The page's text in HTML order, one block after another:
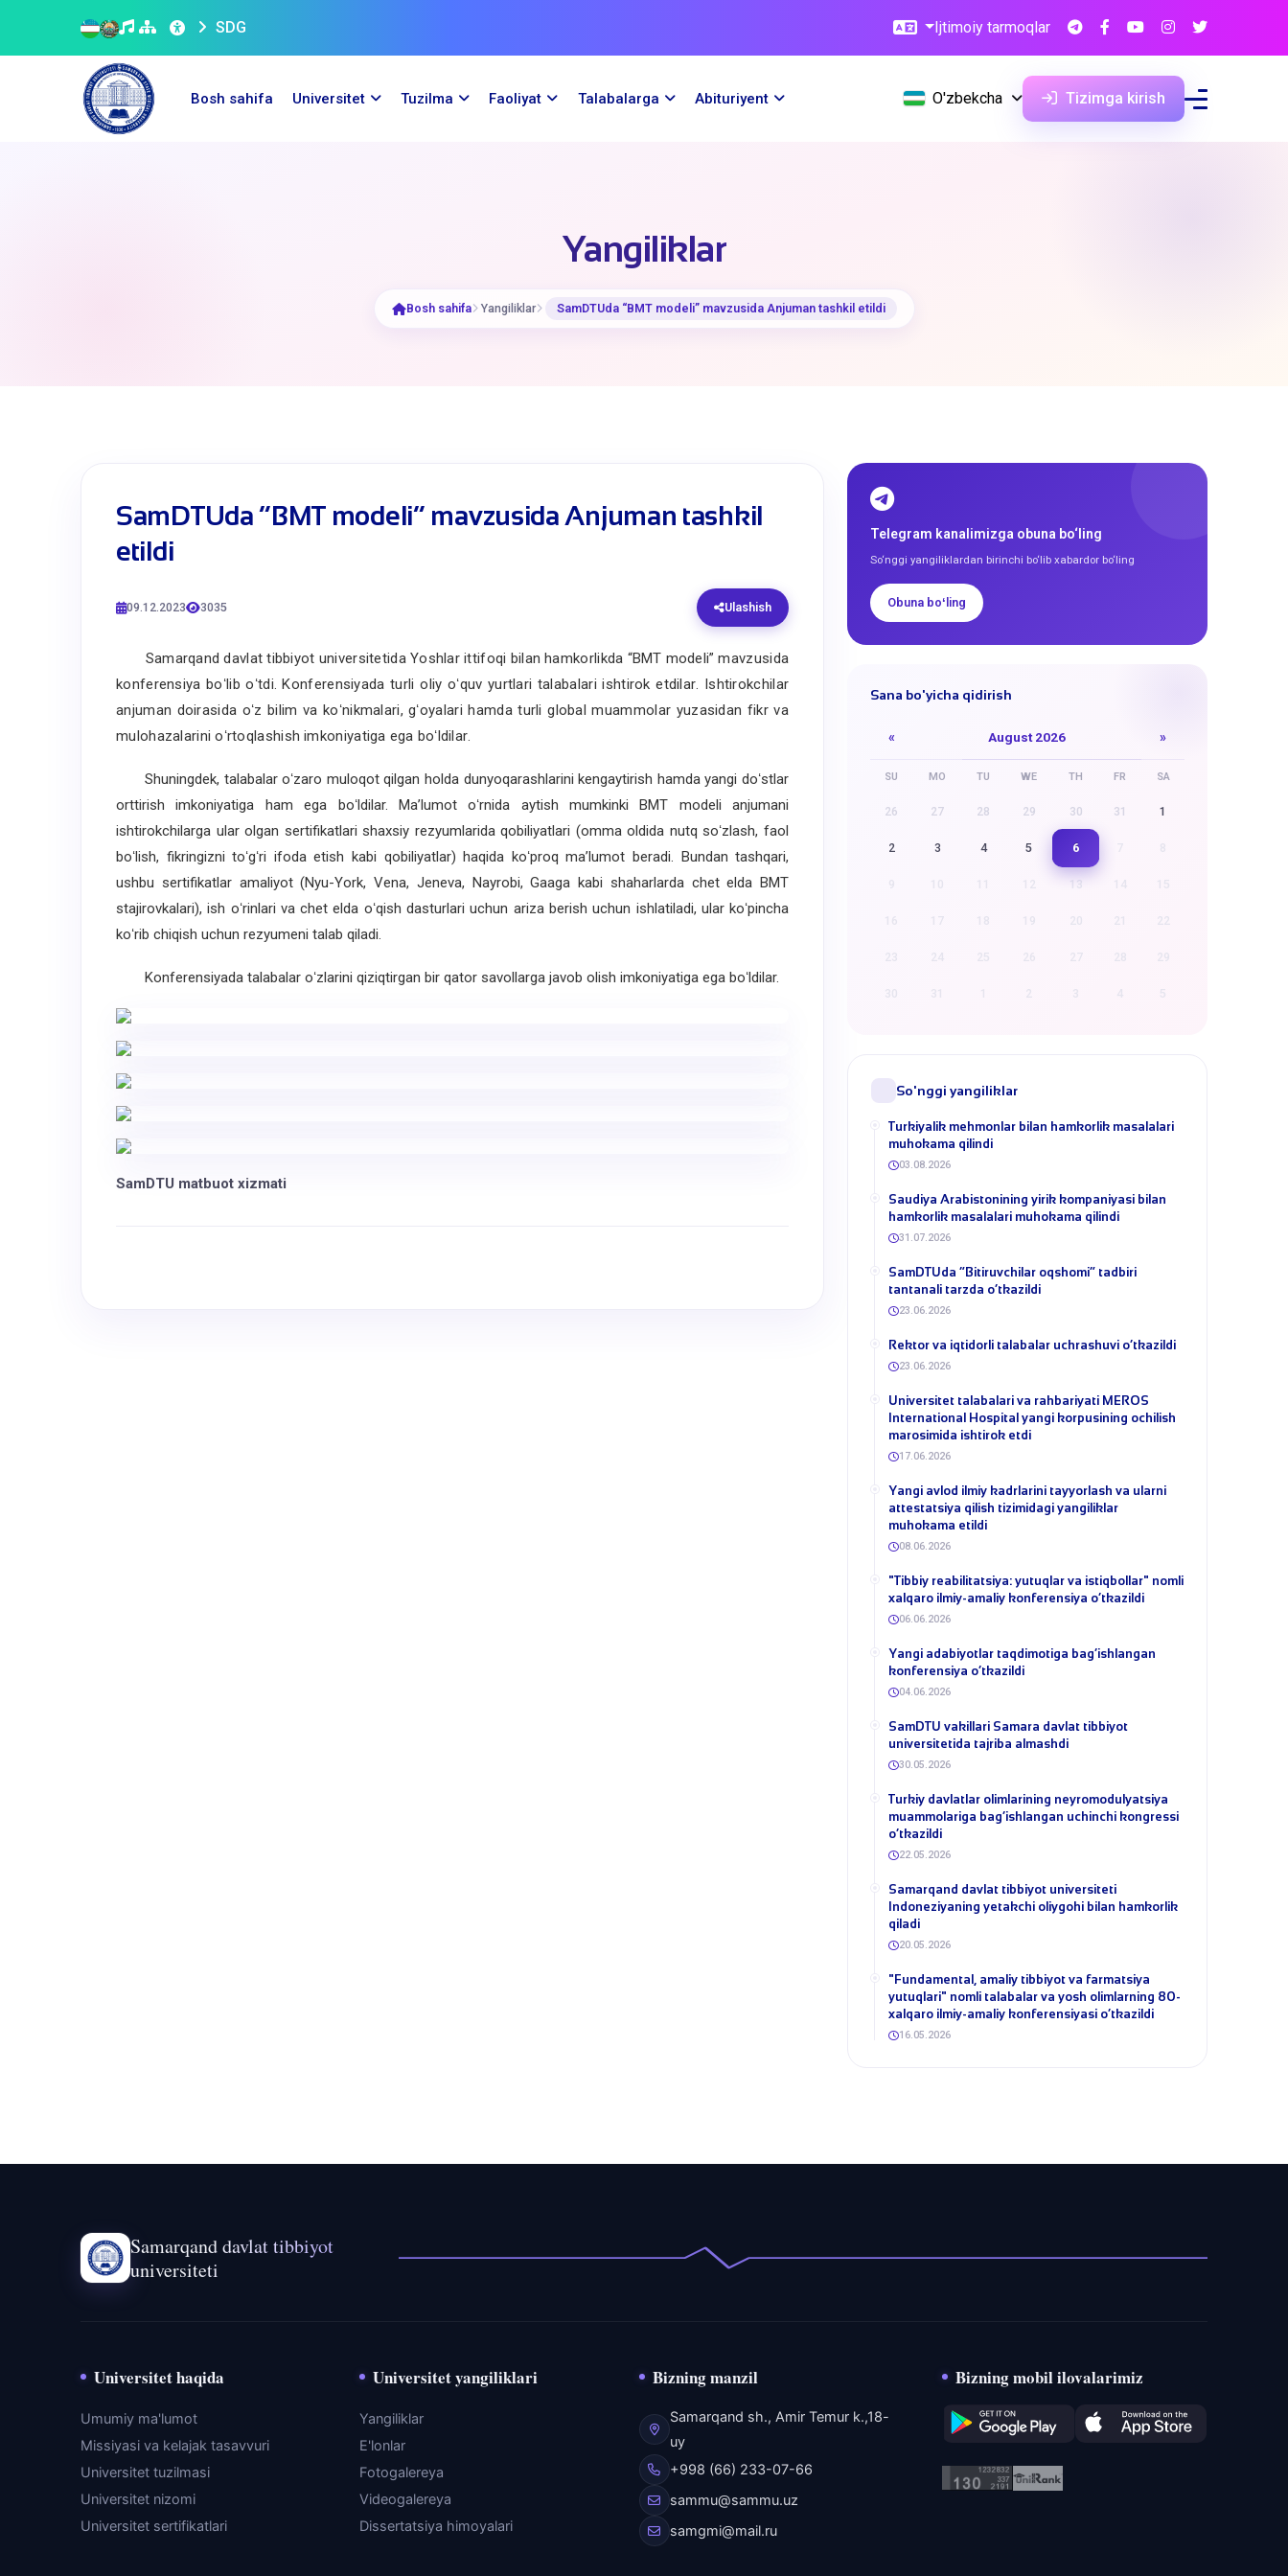
SDG Ijtimoiy tarmoqlar
Bosh sahifa Universitet Tuzilma Faoliyat Talabalarga Abituriyent O'zbekcha Tizimga kirish
Yangiliklar
Bosh sahifa Yangiliklar ​SamDTUda “BMT modeli” mavzusida Anjuman tashkil etildi
​SamDTUda “BMT modeli” mavzusida Anjuman tashkil
etildi
09.12.2023 3035 Ulashish
Samarqand davlat tibbiyot universitetida Yoshlar ittifoqi bilan hamkorlikda “BMT modeli”mavzusida
konferensiya boʻlib oʻtdi.Konferensiyada turli oliy oʻquv yurtlari talabalari ishtirok etdilar. Ishtirokchilar
anjuman doirasida oʻz bilim va koʻnikmalari,gʻoyalari hamda turli global muammolar yuzasidan fikr va
mulohazalarini oʻrtoqlashish imkoniyatiga ega boʻldilar.
Shuningdek, talabalar oʻzaro muloqot qilgan holda dunyoqarashlarini kengaytirish hamda yangi doʻstlar
orttirish
imkoniyatiga ham ega boʻldilar. Maʼlumot oʻrnida aytish mumkinki BMT modeli
anjumani
ishtirokchilarga ular olgan sertifikatlari shaxsiy rezyumlarida qobiliyatlari (omma oldida nutq soʻzlash,faol
boʻlish, fikringizni toʻgʻri ifoda etish kabi qobiliyatlar)haqida koʻproq maʼlumot beradi. Bundan tashqari,
ushbu sertifikatlar amaliyot(Nyu-York, Vena, Jeneva, Nayrobi,Gaaga kabi shaharlarda chet elda BMT
stajirovkalari),ish oʻrinlari va chet elda oʻqish dasturlari uchun ariza berish uchun ishlatiladi, ular koʻpincha
koʻrib chiqish uchun rezyumeni talab qiladi.
Konferensiyada talabalar oʻzlarini qiziqtirgan bir qator savollarga javob olish imkoniyatiga ega boʻldilar.
SamDTU matbuot xizmati
Telegram kanalimizga obuna bo‘ling
So‘nggi yangiliklardan birinchi bo‘lib xabardor bo‘ling
Obuna boʻling
Sana bo'yicha qidirish
« August 2026 »
SU MO TU WE TH FR SA
26 27 28 29 30 31 1
2 3 4 5 6
13 15
21 22
27 28 29
3 4 5
So'nggi yangiliklar
Turkiyalik mehmonlar bilan hamkorlik masalalari
muhokama qilindi
03.08.2026
​Saudiya Arabistonining yirik kompaniyasi bilan
hamkorlik masalalari muhokama qilindi
31.07.2026
​SamDTUda “Bitiruvchilar oqshomi” tadbiri
tantanali tarzda o‘tkazildi
23.06.2026
​Rektor va iqtidorli talabalar uchrashuvi o‘tkazildi
23.06.2026
Universitet talabalari va rahbariyati MEROS
International Hospital yangi korpusining ochilish
marosimida ishtirok etdi
17.06.2026
Yangi avlod ilmiy kadrlarini tayyorlash va ularni
attestatsiya qilish tizimidagi yangiliklar
muhokama etildi
08.06.2026
​"Tibbiy reabilitatsiya: yutuqlar va istiqbollar" nomli
xalqaro ilmiy-amaliy konferensiya o‘tkazildi
06.06.2026
​Yangi adabiyotlar taqdimotiga bag‘ishlangan
konferensiya o‘tkazildi
04.06.2026
SamDTU vakillari Samara davlat tibbiyot
universitetida tajriba almashdi
30.05.2026
​Turkiy davlatlar olimlarining neyromodulyatsiya
muammolariga bag‘ishlangan uchinchi kongressi
o‘tkazildi
22.05.2026
Samarqand davlat tibbiyot universiteti
Indoneziyaning yetakchi oliygohi bilan hamkorlik
qiladi
20.05.2026
​"Fundamental, amaliy tibbiyot va farmatsiya
yutuqlari" nomli talabalar va yosh olimlarning 80-
xalqaro ilmiy-amaliy konferensiyasi o‘tkazildi
16.05.2026
Samarqand davlat tibbiyot
universiteti
Universitet haqida
Umumiy ma'lumot
Missiyasi va kelajak tasavvuri
Universitet tuzilmasi
Universitet nizomi
Universitet sertifikatlari
Universitet yangiliklari
Yangiliklar
E'lonlar
Fotogalereya
Videogalereya
Dissertatsiya himoyalari
Bizning manzil
Samarqand sh., Amir Temur k.,18-
uy
+998 (66) 233-07-66
sammu@sammu.uz
samgmi@mail.ru
Bizning mobil ilovalarimiz